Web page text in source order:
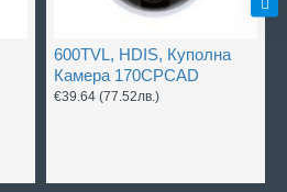
600TVL, HDIS, Куполна
Камера 170CPCAD
€39.64 (77.52лв.)